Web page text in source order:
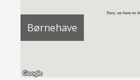
Børnehave